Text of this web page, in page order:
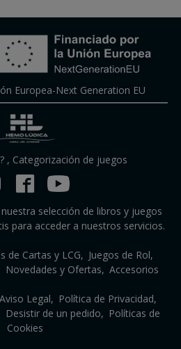
Europea-Next Generation EU
, Categorización de juegos
selección de libros y juegos
para acceder a nuestros servicios.
de Cartas y LCG
Juegos de Rol
Novedades y Ofertas Accesorios
Aviso Legal
Política de Privacidad
Desistir de un pedido
Políticas de
Cookies